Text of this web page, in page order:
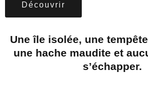
Découvrir
Une île isolée, une
une hache maudite et
s’échapper.